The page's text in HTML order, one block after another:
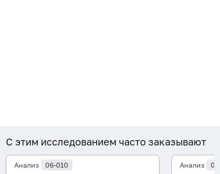
С этим исследованием часто заказывают
Анализ 06-010 Анализ